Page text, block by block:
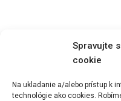
Spravujte
cookie
Na ukladanie a/alebo prístup k
technológie ako cookies.